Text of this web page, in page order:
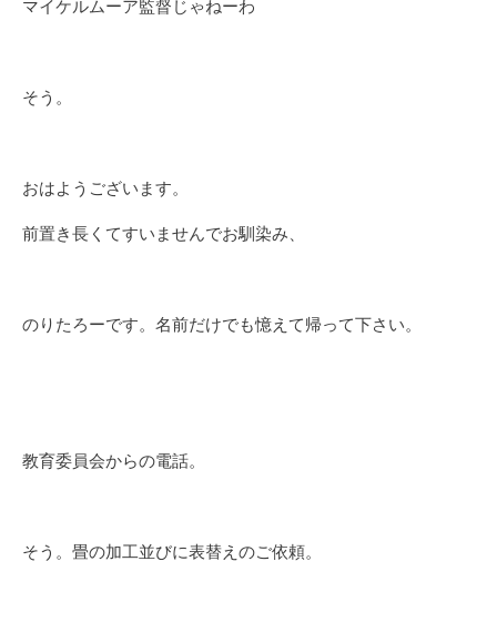
マイケルムーア監督じゃねーわ
そう。
おはようございます。
前置き長くてすいませんでお馴染み、
のりたろーです。名前だけでも憶えて帰って下さい。
教育委員会からの電話。
そう。畳の加工並びに表替えのご依頼。